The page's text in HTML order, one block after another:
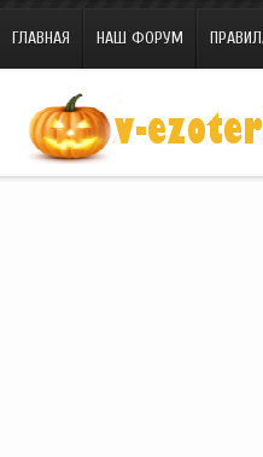
ГЛАВНАЯ НАШ ФОРУМ
Site.ru